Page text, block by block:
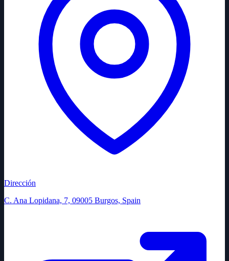
Dirección
C. Ana Lopidana, 7, 09005 Burgos, Spain